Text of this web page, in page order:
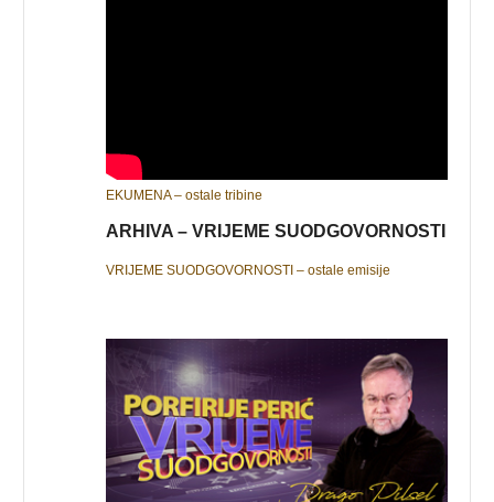
EKUMENA – ostale tribine
ARHIVA – VRIJEME SUODGOVORNOSTI
VRIJEME SUODGOVORNOSTI – ostale emisije